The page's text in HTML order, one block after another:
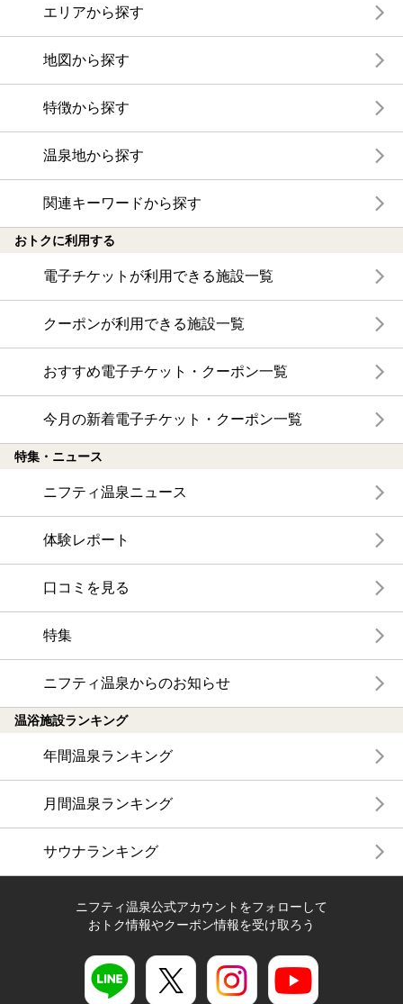
エリアから探す
地図から探す
特徴から探す
温泉地から探す
関連キーワードから探す
おトクに利用する
電子チケットが利用できる施設一覧
クーポンが利用できる施設一覧
おすすめ電子チケット・クーポン一覧
今月の新着電子チケット・クーポン一覧
特集・ニュース
ニフティ温泉ニュース
体験レポート
口コミを見る
特集
ニフティ温泉からのお知らせ
温浴施設ランキング
年間温泉ランキング
月間温泉ランキング
サウナランキング
ニフティ温泉公式アカウントをフォローして
おトク情報やクーポン情報を受け取ろう